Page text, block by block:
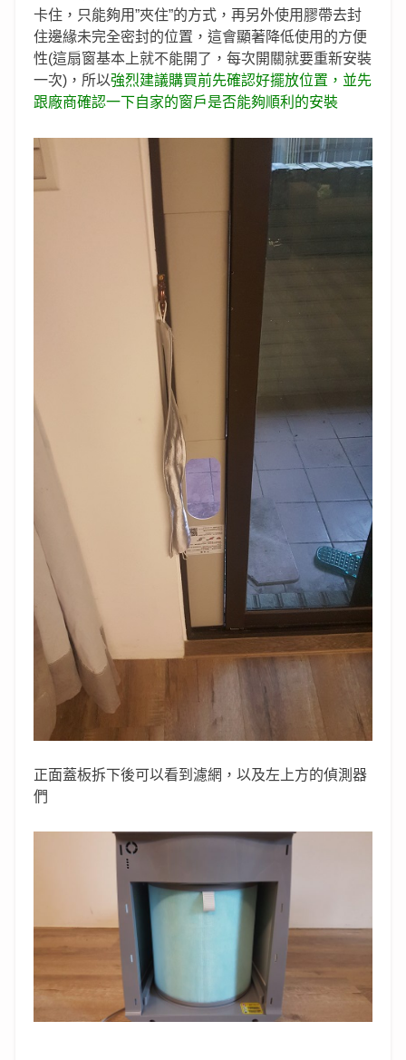
卡住，只能夠用”夾住”的方式，再另外使用膠帶去封
住邊緣未完全密封的位置，這會顯著降低使用的方便
性(這扇窗基本上就不能開了，每次開關就要重新安裝
一次)，所以強烈建議購買前先確認好擺放位置，並先
跟廠商確認一下自家的窗戶是否能夠順利的安裝
正面蓋板拆下後可以看到濾網，以及左上方的偵測器
們